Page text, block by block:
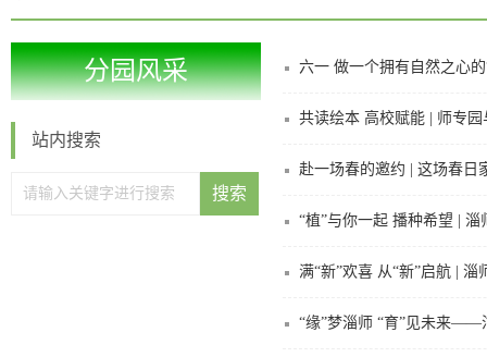
分园风采
站内搜索
六一 做一个拥有自然之心
共读绘本 高校赋能 | 师专
赴一场春的邀约 | 这场春日
“植”与你一起 播种希望 |
满“新”欢喜 从“新”启航 |
“缘”梦淄师 “育”见未来——